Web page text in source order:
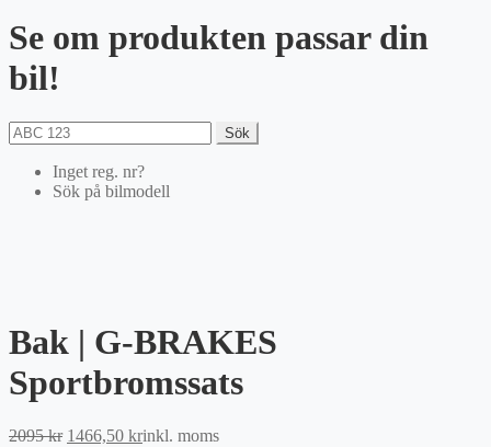
Se om produkten passar din
bil!
Sök
Inget reg. nr?
Sök på bilmodell
Bak | G-BRAKES
Sportbromssats
2095kr Det
1466,50 krDet
inkl. moms